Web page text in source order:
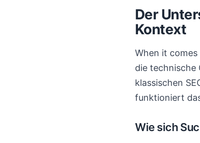
Der
Kontext
When it
die technische
klassischen
funktioniert
Wie sich